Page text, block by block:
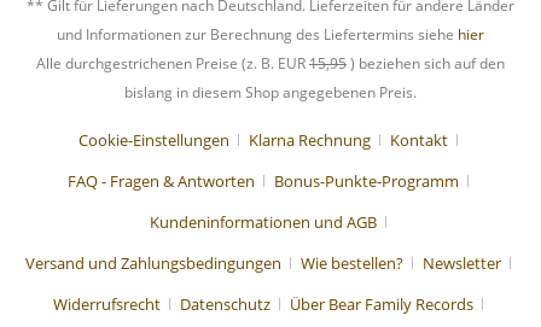
** Gilt für Lieferungen nach Deutschland. Lieferzeiten für andere Länder
und Informationen zur Berechnung des Liefertermins siehe hier
Alle durchgestrichenen Preise (z. B. EUR15,95) beziehen sich auf den
bislang in diesem Shop angegebenen Preis.
Cookie-Einstellungen Klarna Rechnung
Kontakt
FAQ - Fragen & Antworten
Bonus-Punkte-Programm
Kundeninformationen und AGB
Versand und Zahlungsbedingungen
Wie bestellen?
Newsletter
Widerrufsrecht
Datenschutz Über Bear Family Records